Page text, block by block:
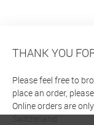
THANK YOU
Please feel free to
place an order,
Online orders are
Switzerland